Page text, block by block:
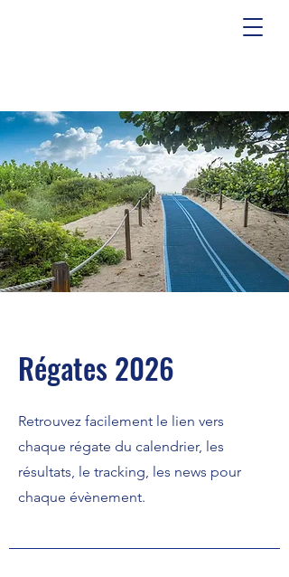
Régates 2026
Retrouvez facilement le lien vers
chaque régate du calendrier, les
résultats, le tracking, les news pour
chaque évènement.